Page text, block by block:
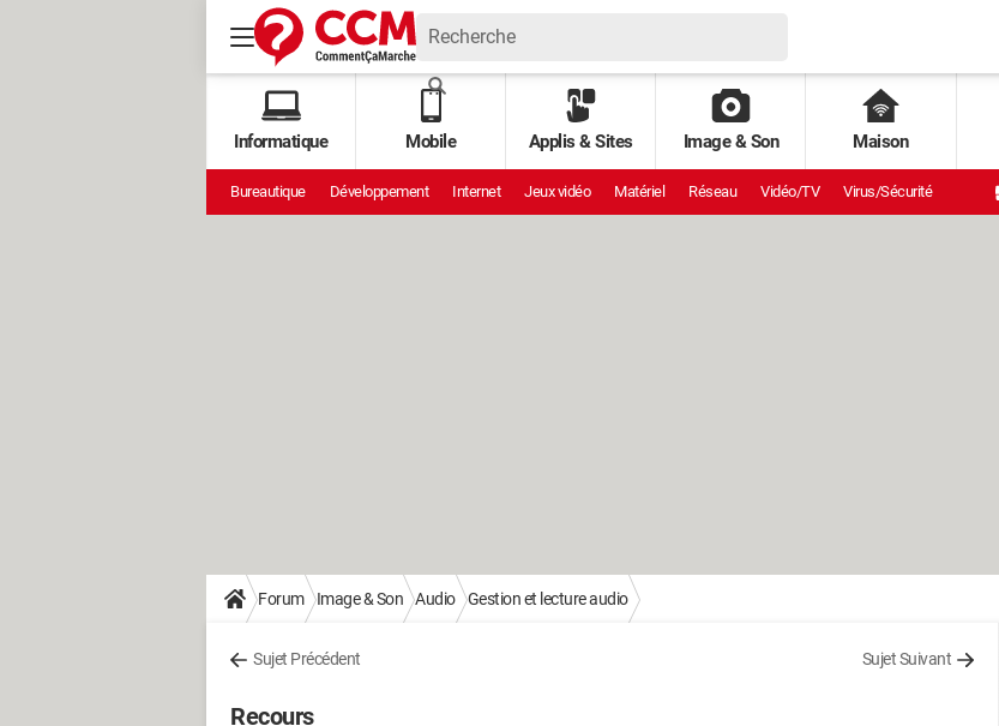
Informatique Mobile Applis & Sites Image & Son Maison
Bureautique Développement Internet Jeux vidéo Matériel Réseau Vidéo/TV Virus/Sécurité
Forum Image & Son Audio Gestion et lecture audio
Sujet Précédent Sujet Suivant
Recours